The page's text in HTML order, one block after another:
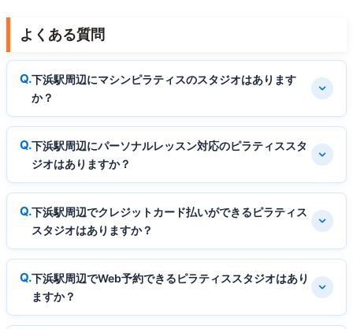
よくある質問
下浜駅周辺にマシンピラティスのスタジオはあります
か？
下浜駅周辺にパーソナルレッスン対応のピラティススタ
ジオはありますか？
下浜駅周辺でクレジットカード払いができるピラティス
スタジオはありますか？
下浜駅周辺でWeb予約できるピラティススタジオはあり
ますか？